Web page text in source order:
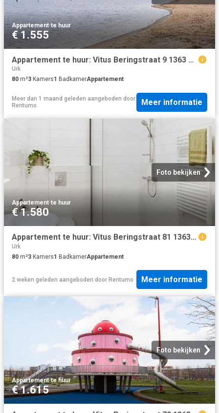
Appartement·te huur
€ 1.555
Appartement te huur: Vitus Beringstraat 9 1363 LR Almere
Urk
80 m²3 Kamers1 BadkamerAppartement
Meer dan 1 maand geleden aangeboden door
Rentumo
Meer informatie
Foto bekijken
Appartement·te huur
€ 1.580
Appartement te huur: Vitus Beringstraat 81 1363 LR Almere
Urk
80 m²3 Kamers1 BadkamerAppartement
2 weken geleden aangeboden door Rentumo Meer informatie
Foto bekijken
Appartement·te huur
€ 1.615